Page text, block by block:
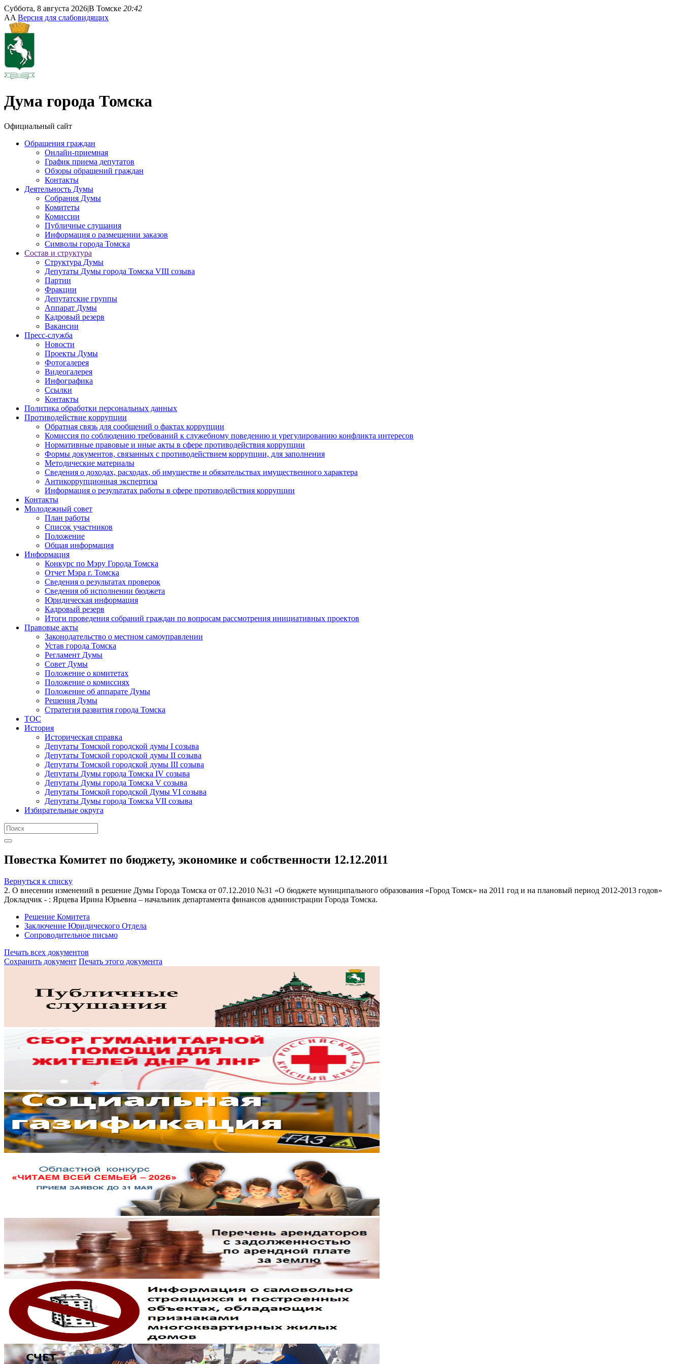
Суббота, 8 августа 2026|В Томске 20:42
AA Версия для слабовидящих
Дума города Томска
Официальный сайт
Обращения граждан
Онлайн-приемная
График приема депутатов
Обзоры обращений граждан
Контакты
Деятельность Думы
Собрания Думы
Комитеты
Комиссии
Публичные слушания
Информация о размещении заказов
Символы города Томска
Состав и структура
Структура Думы
Депутаты Думы города Томска VIII созыва
Партии
Фракции
Депутатские группы
Аппарат Думы
Кадровый резерв
Вакансии
Пресс-служба
Новости
Проекты Думы
Фотогалерея
Видеогалерея
Инфографика
Ссылки
Контакты
Политика обработки персональных данных
Прoтивoдeйствие кoрpупции
Обратная связь для сообщений о фактах коррупции
Комиссия по соблюдению требований к служебному поведению и урегулированию конфликта интересов
Нормативные правовые и иные акты в сфере противодействия коррупции
Формы документов, связанных с противодействием коррупции, для заполнения
Методические материалы
Сведения о доходах, расходах, об имуществе и обязательствах имущественного характера
Антикоррупционная экспертиза
Информация о результатах работы в сфере противодействия коррупции
Контакты
Молодежный совет
План работы
Список участников
Положение
Общая информация
Информация
Конкурс по Мэру Города Томска
Отчет Мэра г. Томска
Сведения о результатах проверок
Сведения об исполнении бюджета
Юридическая информация
Кадровый резерв
Итоги проведения собраний граждан по вопросам рассмотрения инициативных проектов
Правовые акты
Законодательство о местном самоуправлении
Устав города Томска
Регламент Думы
Совет Думы
Положение о комитетах
Положение о комиссиях
Положение об аппарате Думы
Решения Думы
Стратегия развития города Томска
ТОС
История
Историческая справка
Депутаты Томской городской думы I созыва
Депутаты Томской городской думы II созыва
Депутаты Томской городской думы III созыва
Депутаты Думы города Томска IV созыва
Депутаты Думы города Томска V созыва
Депутаты Томской городской Думы VI созыва
Депутаты Думы города Томска VII созыва
Избирательные округа
Повестка Комитет по бюджету, экономике и собственности 12.12.2011
Вернуться к списку
2. О внесении изменений в решение Думы Города Томска от 07.12.2010 №31 «О бюджете муниципального образования «Город Томск» на 2011 год и на плановый период 2012-2013 годов»
Докладчик - : Ярцева Ирина Юрьевна – начальник департамента финансов администрации Города Томска.
Решение Комитета
Заключение Юридического Отдела
Сопроводительное письмо
Печать всех документов
Сохранить документ Печать этого документа